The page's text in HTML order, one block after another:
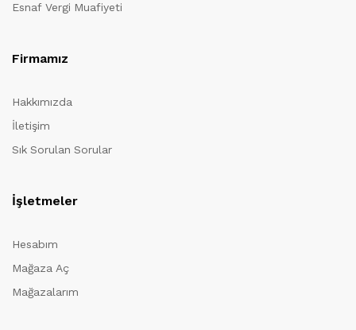
Esnaf Vergi Muafiyeti
Firmamız
Hakkımızda
İletişim
Sık Sorulan Sorular
İşletmeler
Hesabım
Mağaza Aç
Mağazalarım